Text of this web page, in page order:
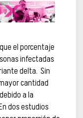
el porcentaje
infectadas
delta. Sin
cantidad
a la
dos estudios